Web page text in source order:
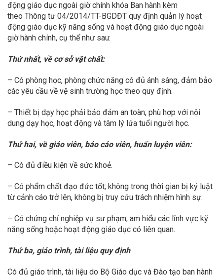
động giáo dục ngoài giờ chính khóa Ban hành kèm
theo Thông tư 04/2014/TT-BGDĐT quy định quản lý hoạt
động giáo dục kỹ năng sống và hoạt động giáo dục ngoài
giờ hành chính, cụ thể như sau:
Thứ nhất, về cơ sở vật chất:
– Có phòng học, phòng chức năng có đủ ánh sáng, đảm bảo
các yêu cầu về vệ sinh trường học theo quy định.
– Thiết bị dạy học phải bảo đảm an toàn, phù hợp với nội
dung dạy học, hoạt động và tâm lý lứa tuổi người học.
Thứ hai, về giáo viên, báo cáo viên, huấn luyện viên:
– Có đủ điều kiện về sức khoẻ.
– Có phẩm chất đạo đức tốt; không trong thời gian bị kỷ luật
từ cảnh cáo trở lên, không bị truy cứu trách nhiệm hình sự.
– Có chứng chỉ nghiệp vụ sư phạm; am hiểu các lĩnh vực kỹ
năng sống hoặc hoạt động giáo dục có liên quan.
Thứ ba, giáo trình, tài liệu quy định
Có đủ giáo trình, tài liệu do Bộ Giáo dục và Đào tạo ban hành